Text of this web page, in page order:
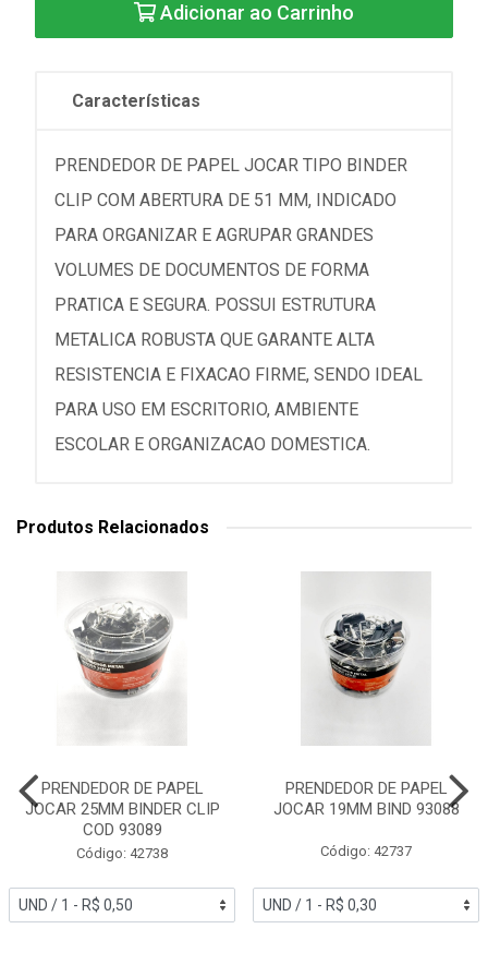
Adicionar ao Carrinho
Características
PRENDEDOR DE PAPEL JOCAR TIPO BINDER
CLIP COM ABERTURA DE 51 MM, INDICADO
PARA ORGANIZAR E AGRUPAR GRANDES
VOLUMES DE DOCUMENTOS DE FORMA
PRATICA E SEGURA. POSSUI ESTRUTURA
METALICA ROBUSTA QUE GARANTE ALTA
RESISTENCIA E FIXACAO FIRME, SENDO IDEAL
PARA USO EM ESCRITORIO, AMBIENTE
ESCOLAR E ORGANIZACAO DOMESTICA.
Produtos Relacionados
PRENDEDOR DE PAPEL
JOCAR 25MM BINDER CLIP
COD 93089
Código: 42738
PRENDEDOR DE PAPEL
JOCAR 19MM BIND 93088
Código: 42737